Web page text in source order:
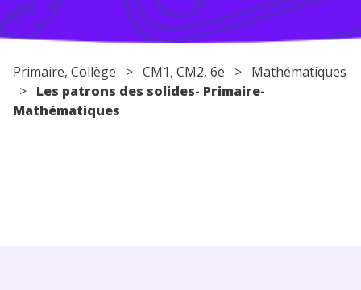
Conseils pour les parents
Primaire, Collège > CM1, CM2, 6e > Mathématiques
> Les patrons des solides- Primaire-
Mathématiques